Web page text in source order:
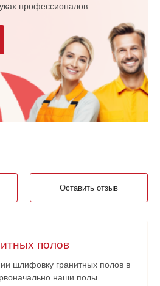
профессионалов
Оставить отзыв
полов
шлифовку гранитных полов в
наши полы